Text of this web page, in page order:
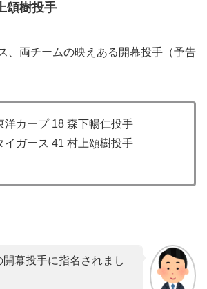
頌樹投手
、両チームの映えある開幕投手（予告
洋カープ 18 森下暢仁投手
イガース 41 村上頌樹投手
幕投手に指名されまし